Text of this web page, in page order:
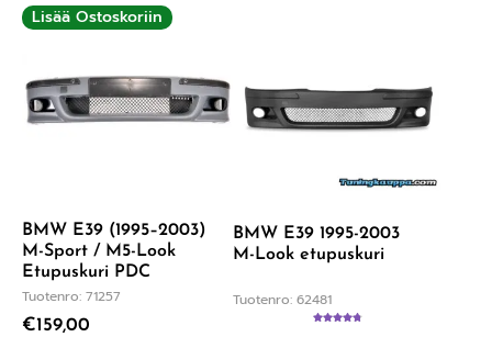
Lisää Ostoskoriin
BMW E39 (1995–2003)
M-Sport / M5-Look
Etupuskuri PDC
Tuotenro: 71257
€159,00
BMW E39 1995-2003
M-Look etupuskuri
Tuotenro: 62481